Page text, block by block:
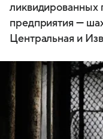
предприятия —
Центральная и